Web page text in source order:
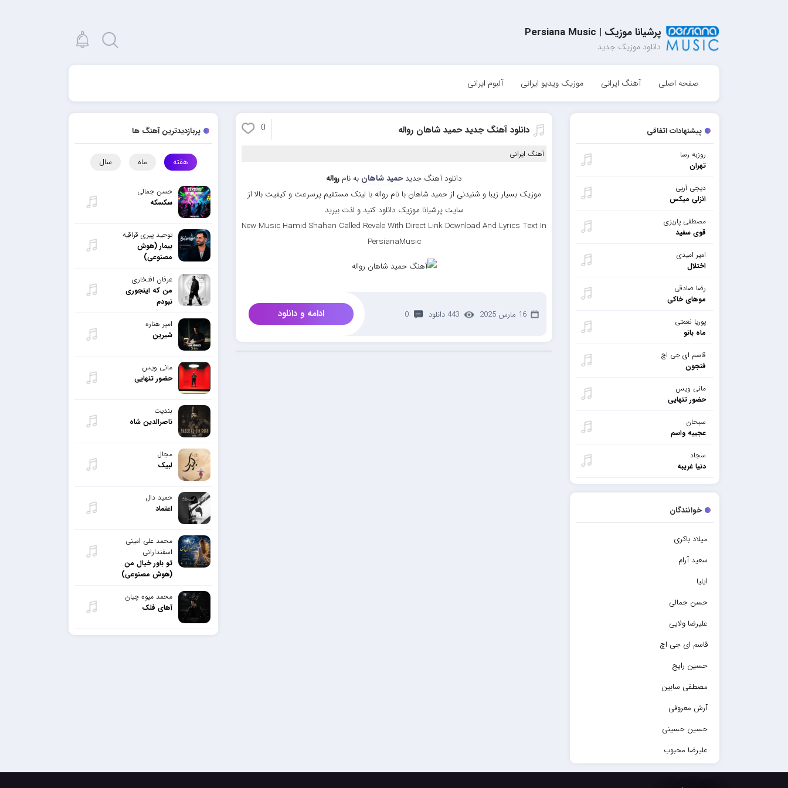
پرشیانا موزیک | Persiana Music
دانلود موزیک جدید
صفحه اصلی آهنگ ایرانی موزیک ویدیو ایرانی آلبوم ایرانی
پیشنهادات اتفاقی
روزبه رسا
تهران
دیجی آرپی
انزلی میکس
مصطفی پاریزی
قوی سفید
امیر امیدی
اختلال
رضا صادقی
موهای خاکی
پوریا نعمتی
ماه بانو
قاسم ای جی اچ
فنجون
مانی ویس
حضور تنهایی
سبحان
عجیبه واسم
سجاد
دنیا غریبه
خوانندگان
میلاد باکری
سعید آرام
ایلیا
حسن جمالی
علیرضا ولایی
قاسم ای جی اچ
حسین رایج
مصطفی سابین
آرش معروفی
حسین حسینی
علیرضا محبوب
حسین حصارکی
دانلود آهنگ جدید حمید شاهان رواله 0
آهنگ ایرانی
دانلود آهنگ جدیدحمید شاهان به نام رواله
موزیک بسیار زیبا و شنیدنی از حمید شاهان با نام رواله با لینک مستقیم پرسرعت و کیفیت بالا از
سایت پرشیانا موزیک دانلود کنید و لذت ببرید
New Music Hamid Shahan Called Revale With Direct Link Download And Lyrics Text In
PersianaMusic
16 مارس 2025 443 دانلود 0 ادامه و دانلود
پربازدیدترین آهنگ ها
هفته ماه سال
حسن جمالی
سکسکه
توحید پیری قراقیه
بیمار (هوش
مصنوعی)
عرفان افتخاری
من که اینجوری
نبودم
امیر هناره
شیرین
مانی ویس
حضور تنهایی
بندیت
ناصرالدین شاه
مجال
لبیک
حمید دال
اعتماد
محمد علی امینی
اسفندارانی
تو باور خیال من
(هوش مصنوعی)
محمد میوه چیان
آهای فلک